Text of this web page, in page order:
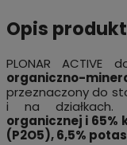
Opis
PLONAR
organiczno-
przeznaczony do
i na działkach.
organicznej i 65%
(P2O5), 6,5%